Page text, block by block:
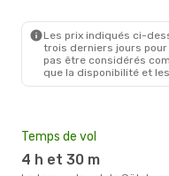
Les prix indiqués ci-
trois derniers jours
pas être considérés
que la disponibilité et
Temps de vol
4 h et 30 m